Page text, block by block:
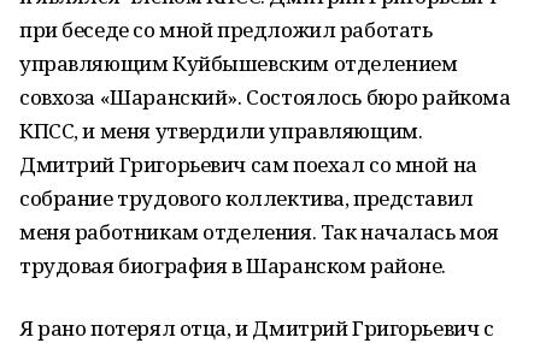
при беседе со мной предложил работать
управляющим Куйбышевским отделением
совхоза «Шаранский». Состоялось бюро райкома
КПСС, и меня утвердили управляющим.
Дмитрий Григорьевич сам поехал со мной на
собрание трудового коллектива, представил
меня работникам отделения. Так началась моя
трудовая биография в Шаранском районе.
Я рано потерял отца, и Дмитрий Григорьевич с